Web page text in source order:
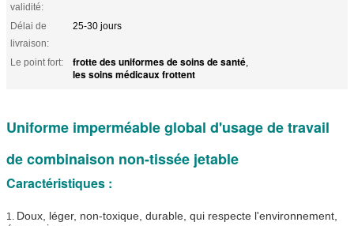
validité:
Délai de
livraison:
25-30 jours
Le point fort: frotte des uniformes de soins de santé,
les soins médicaux frottent
Uniforme imperméable global d'usage de travail
de combinaison non-tissée jetable
Caractéristiques :
1. Doux, léger, non-toxique, durable, qui respecte l'environnement,